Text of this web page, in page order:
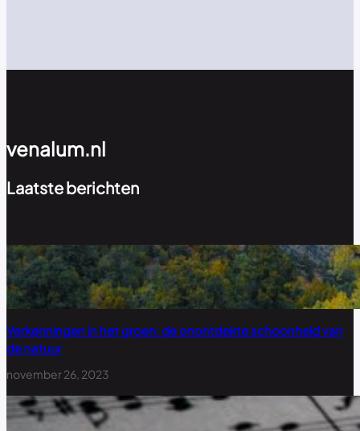
venalum.nl
Laatste berichten
Verkenningen in het groen: de onontdekte schoonheid van
de natuur
november 26, 2023